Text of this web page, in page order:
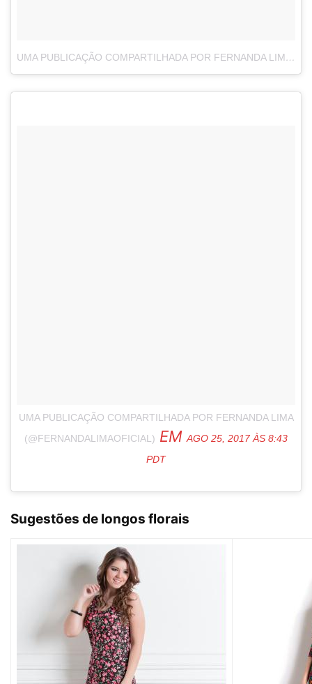
UMA PUBLICAÇÃO COMPARTILHADA POR FERNANDA LIMA (@FERNANDALIMAOFICIAL)
UMA PUBLICAÇÃO COMPARTILHADA POR FERNANDA LIMA
(@FERNANDALIMAOFICIAL) EM AGO 25, 2017 ÀS 8:43
PDT
Sugestões de longos florais